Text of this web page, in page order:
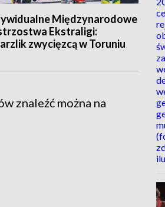
Międzynarodowe
Ekstraligi:
zwycięzcą w Toruniu
znaleźć można na